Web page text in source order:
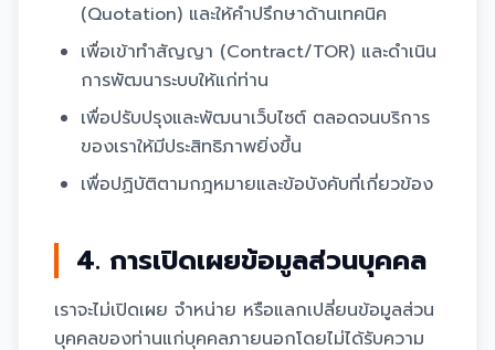
(Quotation) และให้คำปรึกษาด้านเทคนิค
เพื่อเข้าทำสัญญา (Contract/TOR) และดำเนิน
การพัฒนาระบบให้แก่ท่าน
เพื่อปรับปรุงและพัฒนาเว็บไซต์ ตลอดจนบริการ
ของเราให้มีประสิทธิภาพยิ่งขึ้น
เพื่อปฏิบัติตามกฎหมายและข้อบังคับที่เกี่ยวข้อง
4. การเปิดเผยข้อมูลส่วนบุคคล
เราจะไม่เปิดเผย จำหน่าย หรือแลกเปลี่ยนข้อมูลส่วน
บุคคลของท่านแก่บุคคลภายนอกโดยไม่ได้รับความ